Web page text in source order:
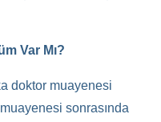
Var Mı?
doktor muayenesi
sonrasında